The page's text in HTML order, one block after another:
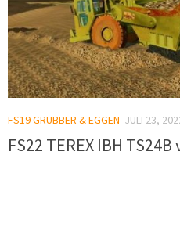
FS19 GRUBBER & EGGEN JULI 23,
FS22 TEREX IBH TS24B